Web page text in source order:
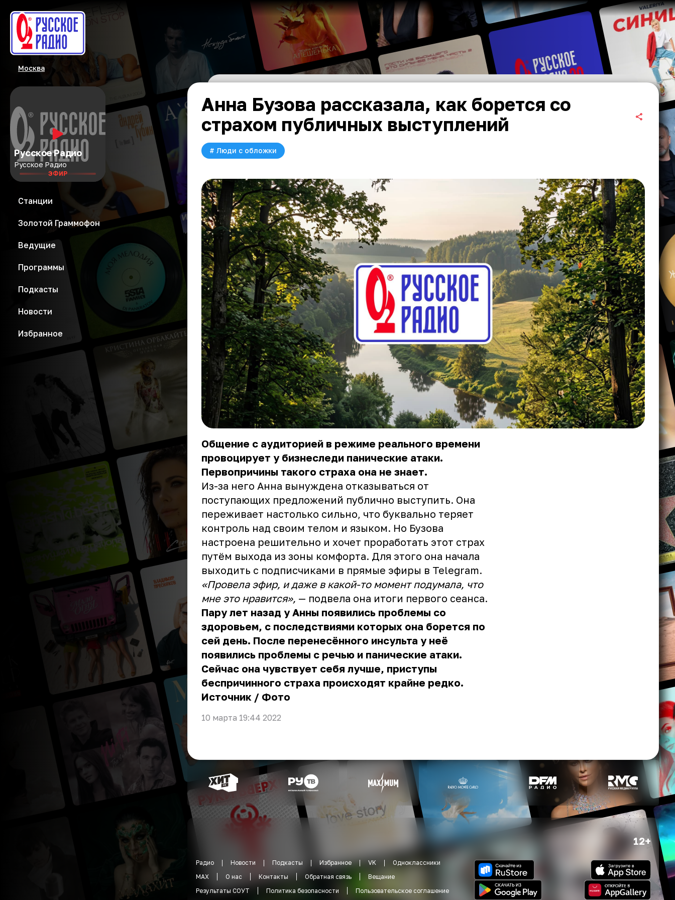
Москва
Русское Радио
Русское Радио
ЭФИР
Станции
Золотой Граммофон
Ведущие
Программы
Подкасты
Новости
Избранное
Анна Бузова рассказала, как борется со
страхом публичных выступлений
# Люди с обложки
Общение с аудиторией в режиме реального времени
провоцирует у бизнеследи панические атаки.
Первопричины такого страха она не знает.
Из-за него Анна вынуждена отказываться от
поступающих предложений публично выступить. Она
переживает настолько сильно, что буквально теряет
контроль над своим телом и языком. Но Бузова
настроена решительно и хочет проработать этот страх
путём выхода из зоны комфорта. Для этого она начала
выходить с подписчиками в прямые эфиры в Telegram.
«Провела эфир, и даже в какой-то момент подумала, что
мне это нравится», — подвела она итоги первого сеанса.
Пару лет назад у Анны появились проблемы со
здоровьем, с последствиями которых она борется по
сей день. После перенесённого инсульта у неё
появились проблемы с речью и панические атаки.
Сейчас она чувствует себя лучше, приступы
беспричинного страха происходят крайне редко.
Источник / Фото
10 марта 19:44 2022
12+
Радио Новости Подкасты Избранное VK
Одноклассники
MAX
О нас Контакты Обратная связь
Вещание
Результаты СОУТ
Политика безопасности Пользовательское соглашение